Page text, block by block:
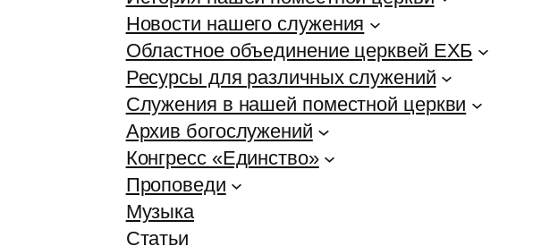
Новости нашего служения
Областное объединение церквей ЕХБ
Ресурсы для различных служений
Служения в нашей поместной церкви
Архив богослужений
Конгресс «Единство»
Проповеди
Музыка
Статьи